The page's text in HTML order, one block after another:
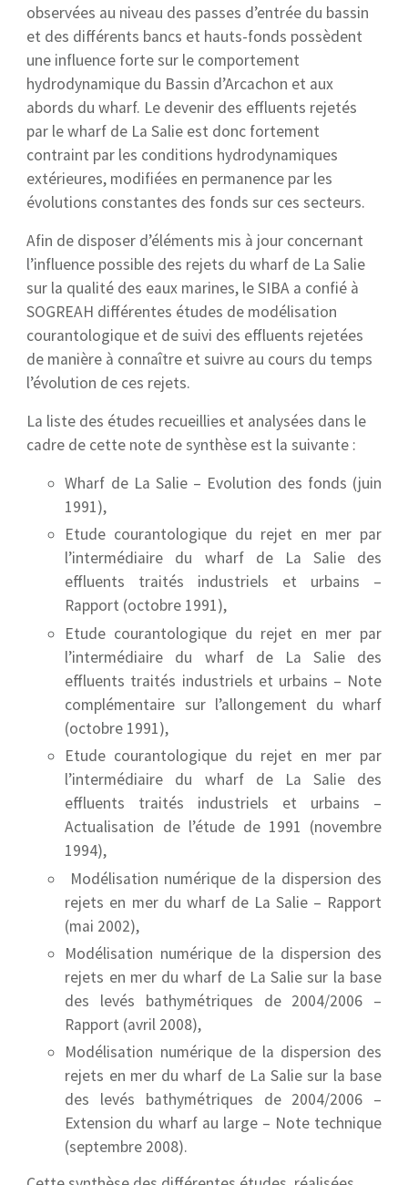
observées au niveau des passes d’entrée du bassin
et des différents bancs et hauts-fonds possèdent
une influence forte sur le comportement
hydrodynamique du Bassin d’Arcachon et aux
abords du wharf. Le devenir des effluents rejetés
par le wharf de La Salie est donc fortement
contraint par les conditions hydrodynamiques
extérieures, modifiées en permanence par les
évolutions constantes des fonds sur ces secteurs.
Afin de disposer d’éléments mis à jour concernant
l’influence possible des rejets du wharf de La Salie
sur la qualité des eaux marines, le SIBA a confié à
SOGREAH différentes études de modélisation
courantologique et de suivi des effluents rejetées
de manière à connaître et suivre au cours du temps
l’évolution de ces rejets.
La liste des études recueillies et analysées dans le
cadre de cette note de synthèse est la suivante :
Wharf de La Salie – Evolution des fonds (juin
1991),
Etude courantologique du rejet en mer par
l’intermédiaire du wharf de La Salie des
effluents traités industriels et urbains –
Rapport (octobre 1991),
Etude courantologique du rejet en mer par
l’intermédiaire du wharf de La Salie des
effluents traités industriels et urbains – Note
complémentaire sur l’allongement du wharf
(octobre 1991),
Etude courantologique du rejet en mer par
l’intermédiaire du wharf de La Salie des
effluents traités industriels et urbains –
Actualisation de l’étude de 1991 (novembre
1994),
Modélisation numérique de la dispersion des
rejets en mer du wharf de La Salie – Rapport
(mai 2002),
Modélisation numérique de la dispersion des
rejets en mer du wharf de La Salie sur la base
des levés bathymétriques de 2004/2006 –
Rapport (avril 2008),
Modélisation numérique de la dispersion des
rejets en mer du wharf de La Salie sur la base
des levés bathymétriques de 2004/2006 –
Extension du wharf au large – Note technique
(septembre 2008).